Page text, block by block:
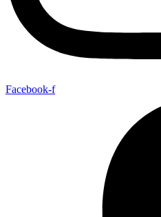
Facebook-f